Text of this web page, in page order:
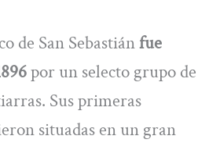
de San Sebastiánfue
por un selecto grupo de
Sus primeras
situadas en un gran